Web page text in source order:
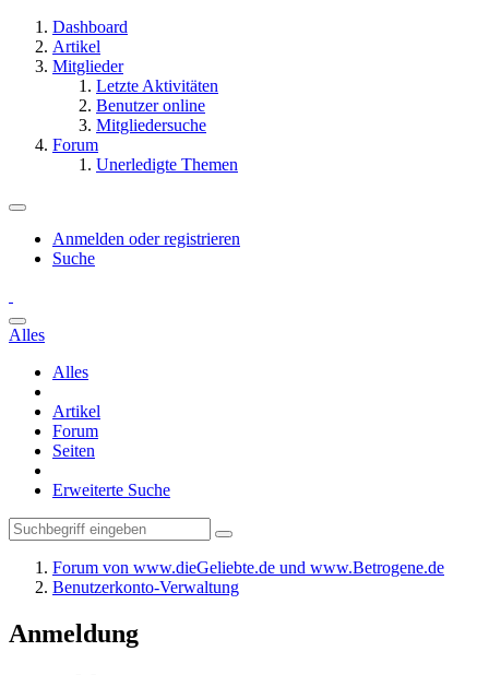
Dashboard
Artikel
Mitglieder
Letzte Aktivitäten
Benutzer online
Mitgliedersuche
Forum
Unerledigte Themen
Anmelden oder registrieren
Suche
Alles
Alles
Artikel
Forum
Seiten
Erweiterte Suche
Forum von www.dieGeliebte.de und www.Betrogene.de
Benutzerkonto-Verwaltung
Anmeldung